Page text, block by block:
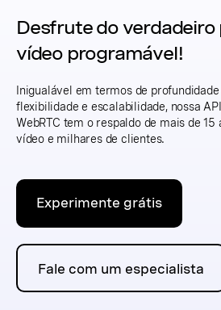
Desfrute do verdadeiro
vídeo programável!
Inigualável em termos de
flexibilidade e escalabilidade, nossa
WebRTC tem o respaldo de mais de
vídeo e milhares de clientes.
Experimente grátis
Fale com um especialista